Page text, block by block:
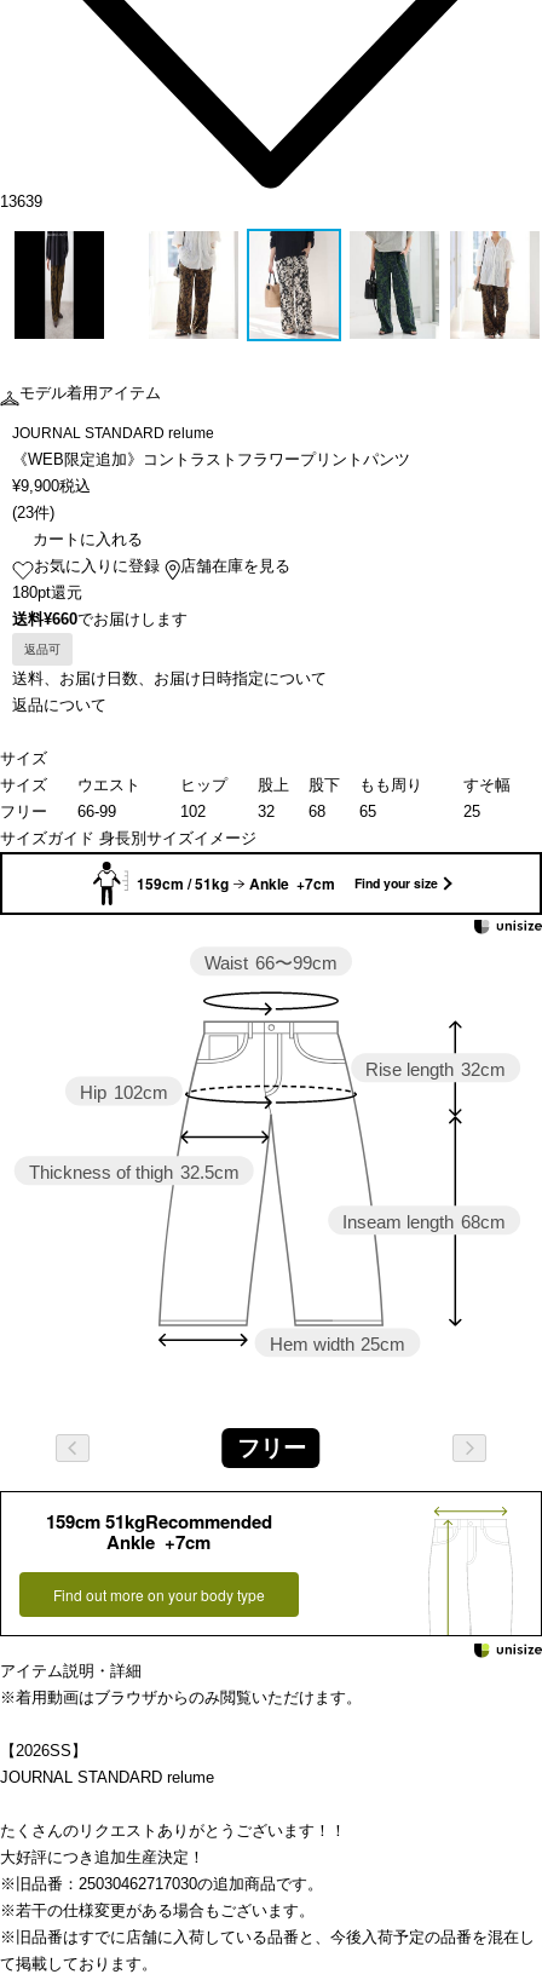
13639
モデル着用アイテム
JOURNAL STANDARD relume
《WEB限定追加》コントラストフラワープリントパンツ
¥9,900税込
(23件)
カートに入れる
お気に入りに登録
店舗在庫を見る
180pt還元
送料¥660でお届けします
返品可
送料、お届け日数、お届け日時指定について
返品について
サイズ
サイズ
ウエスト ヒップ 股上 股下 もも周り
すそ幅
フリー
66-99 102 32 68 65
25
サイズガイド 身長別サイズイメージ
159cm / 51kg Ankle +7cm Find your size
Inseam length 68cm
Rise length 32cm
Hem width 25cm
Thickness of thigh 32.5cm
Hip 102cm
Waist 66〜99cm
フリー
159cm 51kgRecommended
Ankle +7cm
Find out more on your body type
アイテム説明・詳細
※着用動画はブラウザからのみ閲覧いただけます。
【2026SS】
JOURNAL STANDARD relume
たくさんのリクエストありがとうございます！！
大好評につき追加生産決定！
※旧品番：25030462717030の追加商品です。
※若干の仕様変更がある場合もございます。
※旧品番はすでに店舗に入荷している品番と、今後入荷予定の品番を混在し
て掲載しております。